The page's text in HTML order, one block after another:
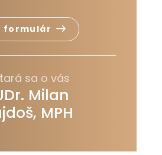
formulár
sa o vás
Milan
MPH